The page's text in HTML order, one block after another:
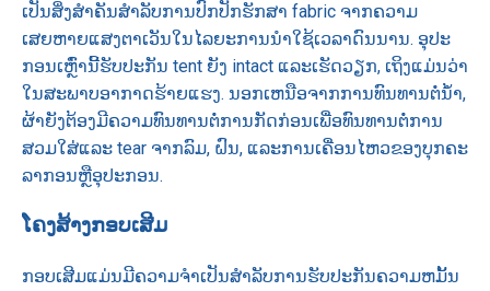
ເປັນສິ່ງສໍາຄັນສໍາລັບການປົກປັກຮັກສາ fabric ຈາກຄວາມ
ເສຍຫາຍແສງຕາເວັນໃນໄລຍະການນໍາໃຊ້ເວລາດົນນານ. ອຸ​ປະ​
ກອນ​ເຫຼົ່າ​ນີ້​ຮັບ​ປະ​ກັນ tent ຍັງ intact ແລະ​ເຮັດ​ວຽກ​, ເຖິງ​ແມ່ນ​ວ່າ​
ໃນ​ສະ​ພາບ​ອາ​ກາດ​ຮ້າຍ​ແຮງ​. ນອກເຫນືອຈາກການທົນທານຕໍ່ນ້ໍາ,
ຜ້າຍັງຕ້ອງມີຄວາມທົນທານຕໍ່ການກັດກ່ອນເພື່ອທົນທານຕໍ່ການ
ສວມໃສ່ແລະ tear ຈາກລົມ, ຝົນ, ແລະການເຄື່ອນໄຫວຂອງບຸກຄະ
ລາກອນຫຼືອຸປະກອນ.
ໂຄງສ້າງກອບເສີມ
ກອບເສີມແມ່ນມີຄວາມຈໍາເປັນສໍາລັບການຮັບປະກັນຄວາມຫມັ້ນ